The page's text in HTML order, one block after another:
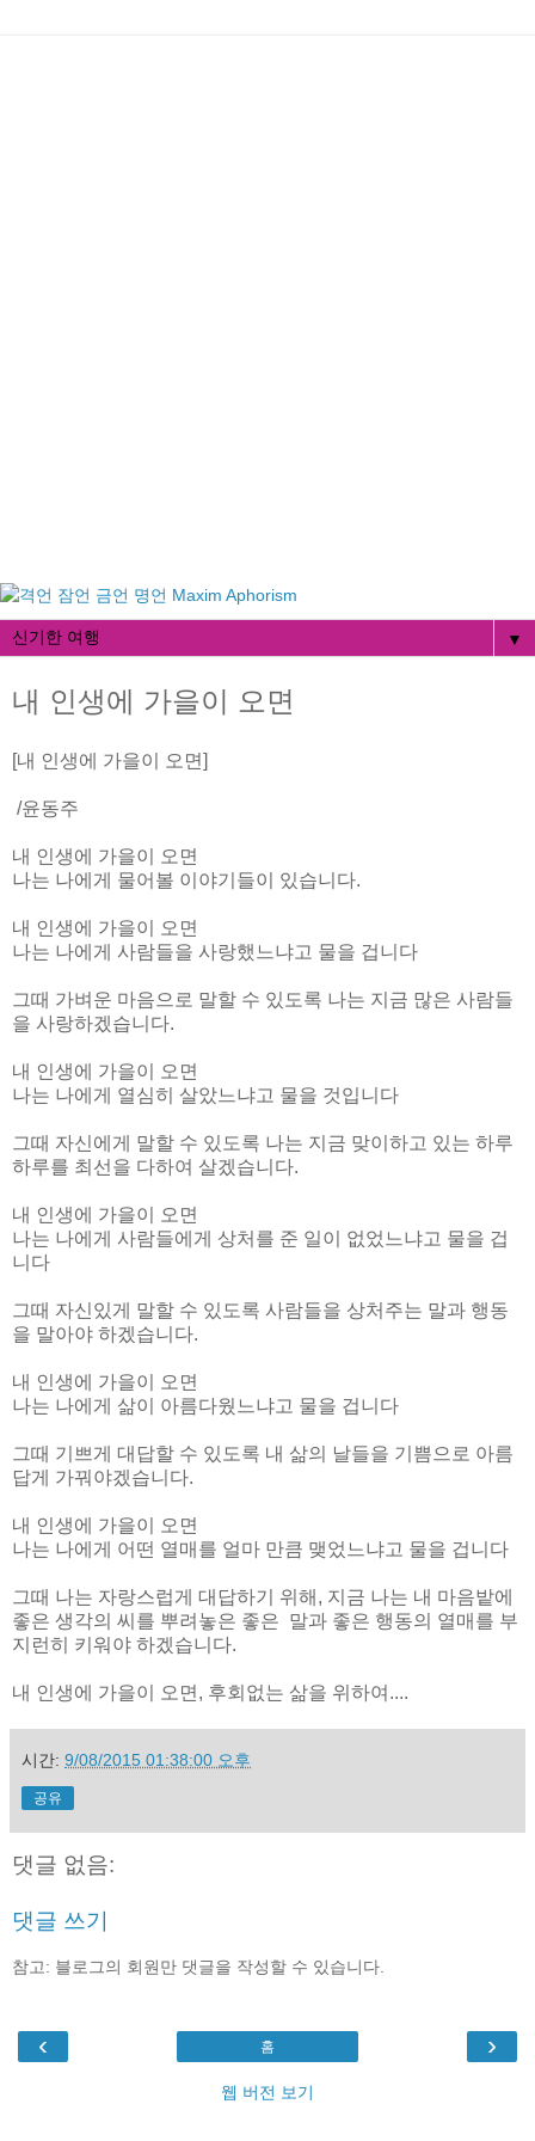
▼
내 인생에 가을이 오면
[내 인생에 가을이 오면]
/윤동주
내 인생에 가을이 오면
나는 나에게 물어볼 이야기들이 있습니다.
내 인생에 가을이 오면
나는 나에게 사람들을 사랑했느냐고 물을 겁니다
그때 가벼운 마음으로 말할 수 있도록 나는 지금 많은 사람들
을 사랑하겠습니다.
내 인생에 가을이 오면
나는 나에게 열심히 살았느냐고 물을 것입니다
그때 자신에게 말할 수 있도록 나는 지금 맞이하고 있는 하루
하루를 최선을 다하여 살겠습니다.
내 인생에 가을이 오면
나는 나에게 사람들에게 상처를 준 일이 없었느냐고 물을 겁
니다
그때 자신있게 말할 수 있도록 사람들을 상처주는 말과 행동
을 말아야 하겠습니다.
내 인생에 가을이 오면
나는 나에게 삶이 아름다웠느냐고 물을 겁니다
그때 기쁘게 대답할 수 있도록 내 삶의 날들을 기쁨으로 아름
답게 가꿔야겠습니다.
내 인생에 가을이 오면
나는 나에게 어떤 열매를 얼마 만큼 맺었느냐고 물을 겁니다
그때 나는 자랑스럽게 대답하기 위해, 지금 나는 내 마음밭에
좋은 생각의 씨를 뿌려놓은 좋은 말과 좋은 행동의 열매를 부
지런히 키워야 하겠습니다.
내 인생에 가을이 오면, 후회없는 삶을 위하여....
시간: 9/08/2015 01:38:00 오후
공유
댓글 없음:
댓글 쓰기
참고: 블로그의 회원만 댓글을 작성할 수 있습니다.
‹ ›
홈
웹 버전 보기